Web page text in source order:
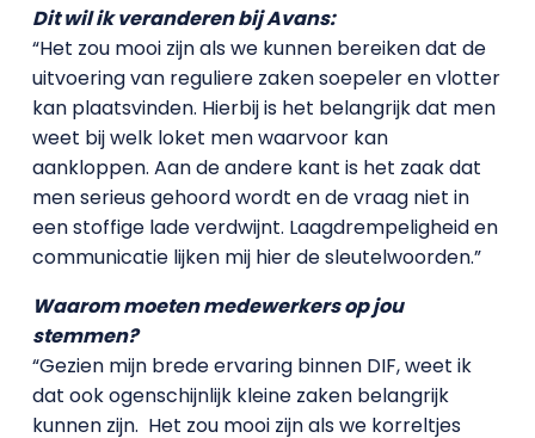
Dit wil ik veranderen bij Avans:
“Het zou mooi zijn als we kunnen bereiken dat de
uitvoering van reguliere zaken soepeler en vlotter
kan plaatsvinden. Hierbij is het belangrijk dat men
weet bij welk loket men waarvoor kan
aankloppen. Aan de andere kant is het zaak dat
men serieus gehoord wordt en de vraag niet in
een stoffige lade verdwijnt. Laagdrempeligheid en
communicatie lijken mij hier de sleutelwoorden.”
Waarom moeten medewerkers op jou
stemmen?
“Gezien mijn brede ervaring binnen DIF, weet ik
dat ook ogenschijnlijk kleine zaken belangrijk
kunnen zijn. Het zou mooi zijn als we korreltjes